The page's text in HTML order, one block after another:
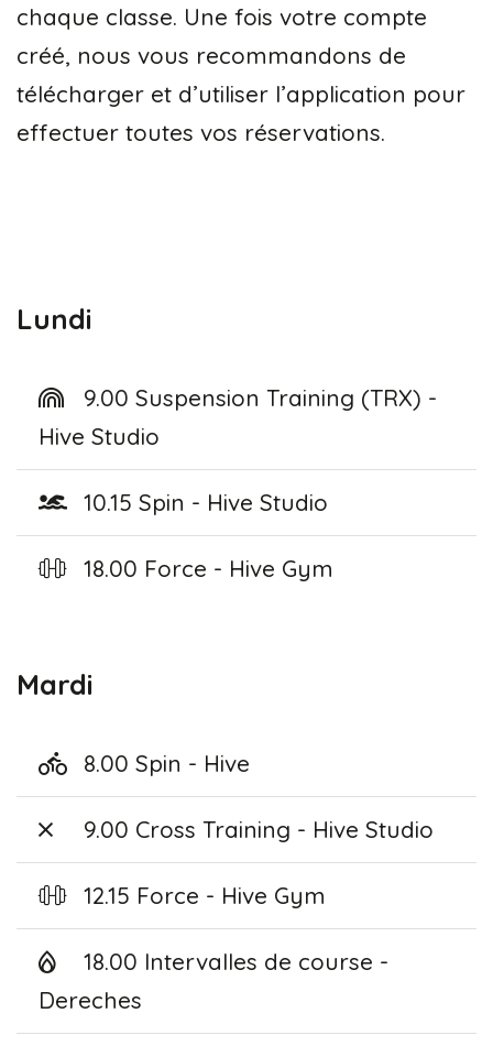
chaque classe. Une fois votre compte
créé, nous vous recommandons de
télécharger et d’utiliser l’application pour
effectuer toutes vos réservations.
Lundi
9.00 Suspension Training (TRX) -
Hive Studio
10.15 Spin - Hive Studio
18.00 Force - Hive Gym
Mardi
8.00 Spin - Hive
9.00 Cross Training - Hive Studio
12.15 Force - Hive Gym
18.00 Intervalles de course -
Dereches